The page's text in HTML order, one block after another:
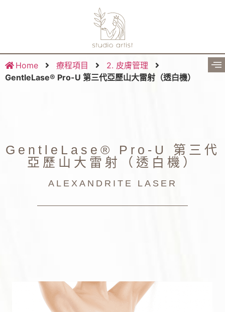
Home 療程項目
2. 皮膚管理
GentleLase® Pro-U 第三代亞歷山大雷射（透白機）
GentleLase® Pro-U 第三代
亞歷山大雷射（透白機）
ALEXANDRITE LASER